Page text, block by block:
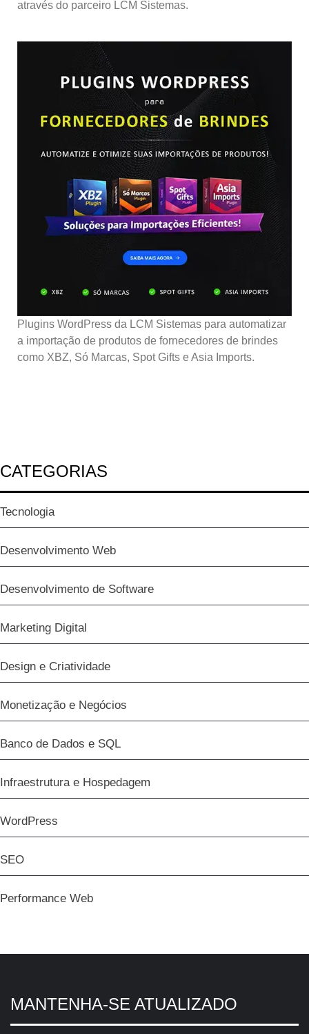
através do parceiro LCM Sistemas.
Plugins WordPress da LCM Sistemas para automatizar
a importação de produtos de fornecedores de brindes
como XBZ, Só Marcas, Spot Gifts e Asia Imports.
CATEGORIAS
Tecnologia
Desenvolvimento Web
Desenvolvimento de Software
Marketing Digital
Design e Criatividade
Monetização e Negócios
Banco de Dados e SQL
Infraestrutura e Hospedagem
WordPress
SEO
Performance Web
MANTENHA-SE ATUALIZADO